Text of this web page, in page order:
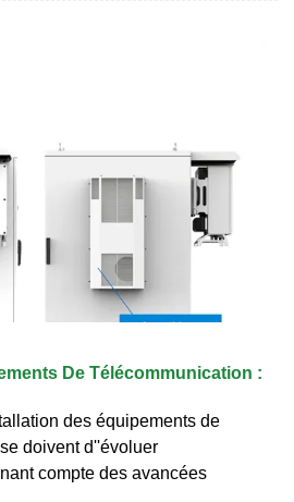
De Télécommunication :
des équipements de
doivent d''évoluer
compte des avancées